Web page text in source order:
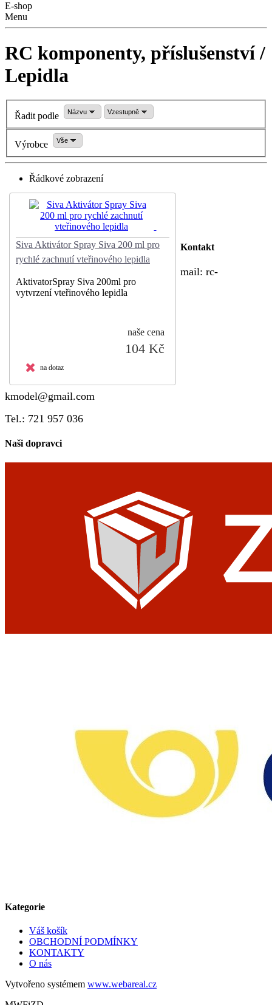
E-shop
Menu
RC komponenty, příslušenství /
Lepidla
Řadit podle Názvu Vzestupně
Výrobce Vše
Řádkové zobrazení
Siva Aktivátor Spray Siva 200 ml pro
rychlé zachnutí vteřinového lepidla
AktivatorSpray Siva 200ml pro
vytvrzení vteřinového lepidla
naše cena
104 Kč
na dotaz
Kontakt
mail: rc-
kmodel@gmail.com
Tel.: 721 957 036
Naši dopravci
Kategorie
Váš košík
OBCHODNÍ PODMÍNKY
KONTAKTY
O nás
Vytvořeno systémem www.webareal.cz